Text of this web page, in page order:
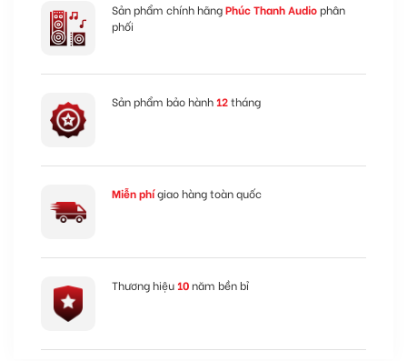
Sản phẩm chính hãngPhúc Thanh Audio phân
phối
Sản phẩm bảo hành 12tháng
Miễn phígiao hàng toàn quốc
Thương hiệu 10 năm bền bỉ